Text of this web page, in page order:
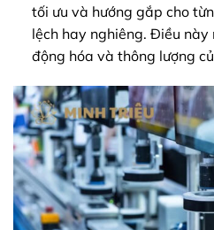
tối ưu và hướng gắp cho
lệch hay nghiêng. Điều
động hóa và thông lượng